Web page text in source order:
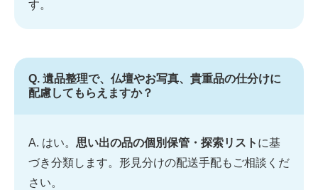
す。
Q. 遺品整理で、仏壇やお写真、貴重品の仕分けに
配慮してもらえますか？
A. はい。 思い出の品の個別保管・探索リスト に基
づき分類します。形見分けの配送手配もご相談くだ
さい。